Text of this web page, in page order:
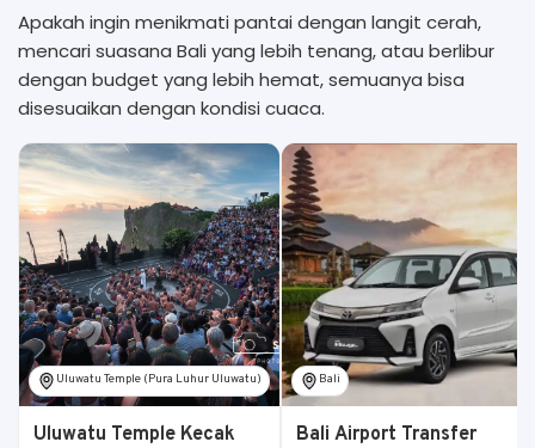
Apakah ingin menikmati pantai dengan langit cerah,
mencari suasana Bali yang lebih tenang, atau berlibur
dengan budget yang lebih hemat, semuanya bisa
disesuaikan dengan kondisi cuaca.
Uluwatu Temple (Pura Luhur Uluwatu)
Uluwatu Temple Kecak
Bali
Bali Airport Transfer